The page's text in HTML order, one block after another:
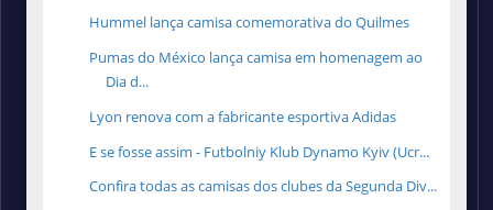
Hummel lança camisa comemorativa do Quilmes
Pumas do México lança camisa em homenagem ao
Dia d...
Lyon renova com a fabricante esportiva Adidas
E se fosse assim - Futbolniy Klub Dynamo Kyiv (Ucr...
Confira todas as camisas dos clubes da Segunda Div...